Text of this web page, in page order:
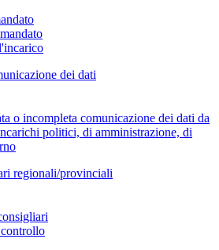
dei dati
o incompleta comunicazione dei dati da
politici, di amministrazione, di
regionali/provinciali